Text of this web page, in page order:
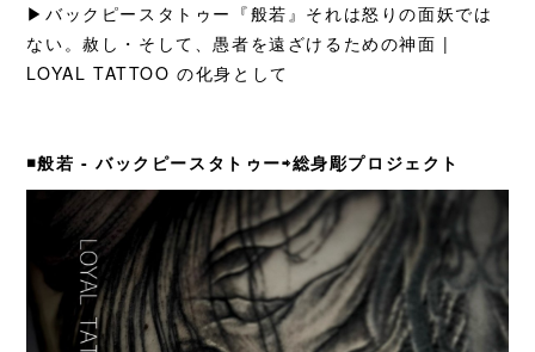
▶︎バックピースタトゥー『般若』それは怒りの面妖では
ない。赦し・そして、愚者を遠ざけるための神面 |
LOYAL TATTOO の化身として
◾️般若 - バックピースタトゥー⇨総身彫プロジェクト